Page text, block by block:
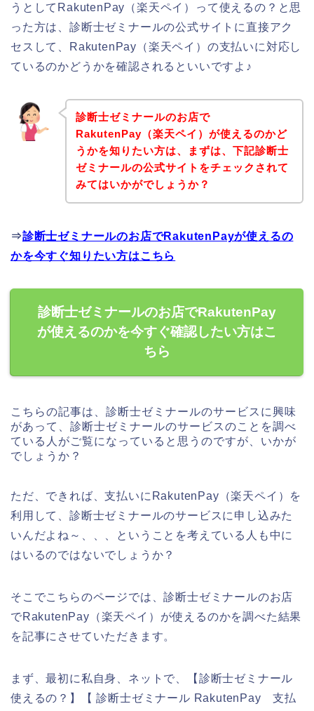
うとしてRakutenPay（楽天ペイ）って使えるの？と思
った方は、診断士ゼミナールの公式サイトに直接アク
セスして、RakutenPay（楽天ペイ）の支払いに対応し
ているのかどうかを確認されるといいですよ♪
診断士ゼミナールのお店で
RakutenPay（楽天ペイ）が使えるのかど
うかを知りたい方は、まずは、下記診断士
ゼミナールの公式サイトをチェックされて
みてはいかがでしょうか？
⇒診断士ゼミナールのお店でRakutenPayが使えるの
かを今すぐ知りたい方はこちら
診断士ゼミナールのお店でRakutenPay
が使えるのかを今すぐ確認したい方はこ
ちら
こちらの記事は、診断士ゼミナールのサービスに興味
があって、診断士ゼミナールのサービスのことを調べ
ている人がご覧になっていると思うのですが、いかが
でしょうか？
ただ、できれば、支払いにRakutenPay（楽天ペイ）を
利用して、診断士ゼミナールのサービスに申し込みた
いんだよね～、、、ということを考えている人も中に
はいるのではないでしょうか？
そこでこちらのページでは、診断士ゼミナールのお店
でRakutenPay（楽天ペイ）が使えるのかを調べた結果
を記事にさせていただきます。
まず、最初に私自身、ネットで、【診断士ゼミナール
使えるの？】【 診断士ゼミナール RakutenPay 支払